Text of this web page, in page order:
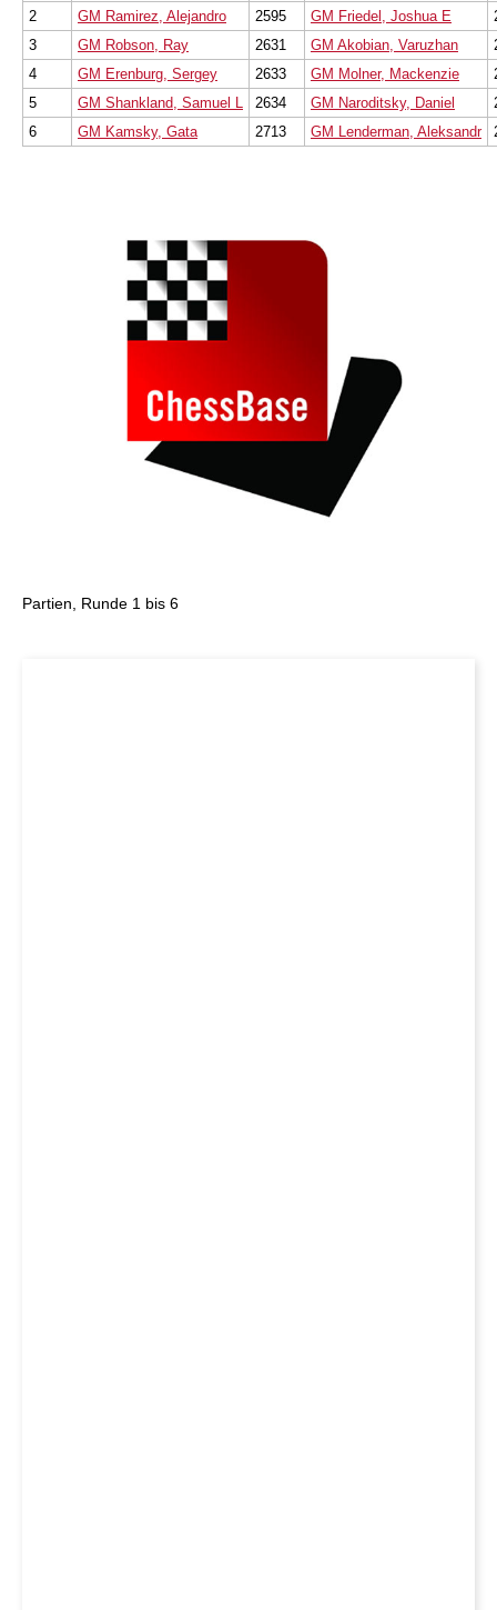
2
GM Ramirez, Alejandro 2595 GM Friedel, Joshua E
3
GM Robson, Ray 2631 GM Akobian, Varuzhan
4
GM Erenburg, Sergey 2633 GM Molner, Mackenzie
5
GM Shankland, Samuel L 2634 GM Naroditsky, Daniel
6
GM Kamsky, Gata 2713 GM Lenderman, Aleksandr
Partien, Runde 1 bis 6